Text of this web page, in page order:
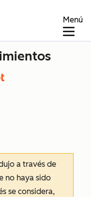
Menú
a través de
no haya sido
se considera,